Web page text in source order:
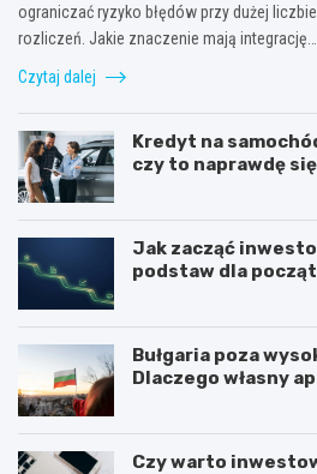
ograniczać ryzyko błędów przy dużej
rozliczeń. Jakie znaczenie mają integrację…
Czytaj dalej
Kredyt na
czy to naprawdę się
Jak zacząć
podstaw dla
Bułgaria poza
Dlaczego własny
Czy warto